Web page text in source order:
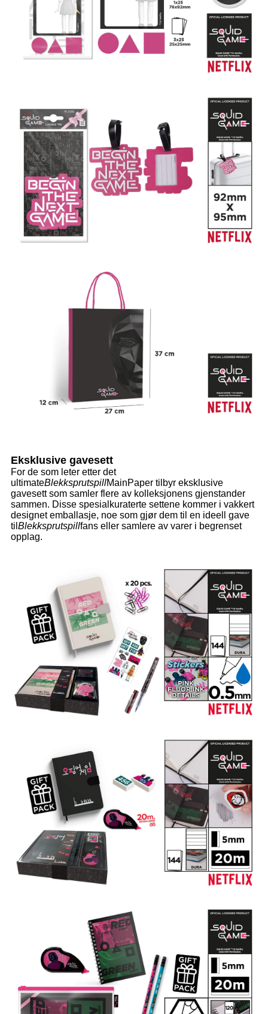
Eksklusive gavesett
For de som leter etter det
ultimateBlekksprutspillMainPaper tilbyr eksklusive
gavesett som samler flere av kolleksjonens gjenstander
sammen. Disse spesialkuraterte settene kommer i vakkert
designet emballasje, noe som gjør dem til en ideell gave
til Blekksprutspillfans eller samlere av varer i begrenset
opplag.